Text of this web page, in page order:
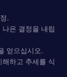
.
은 결정을 내립
얻으십시오.
하고 추세를 식